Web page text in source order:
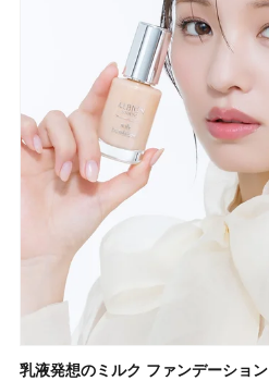
乳液発想のミルク ファンデーション